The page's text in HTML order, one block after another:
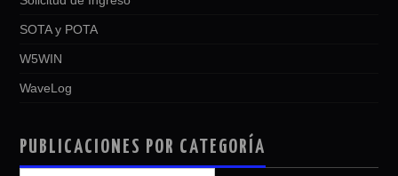
SOTA y POTA
W5WIN
WaveLog
PUBLICACIONES POR CATEGORÍA